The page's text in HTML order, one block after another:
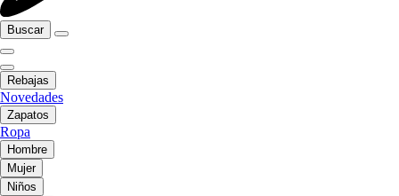
Buscar
Rebajas
Novedades
Zapatos
Ropa
Hombre
Mujer
Niños